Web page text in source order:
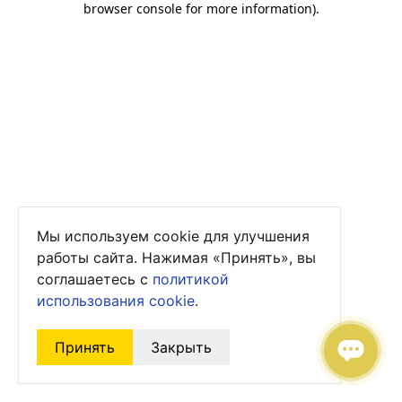
browser console for more information).
Мы используем cookie для улучшения
работы сайта. Нажимая «Принять», вы
соглашаетесь с политикой
использования cookie.
Принять Закрыть